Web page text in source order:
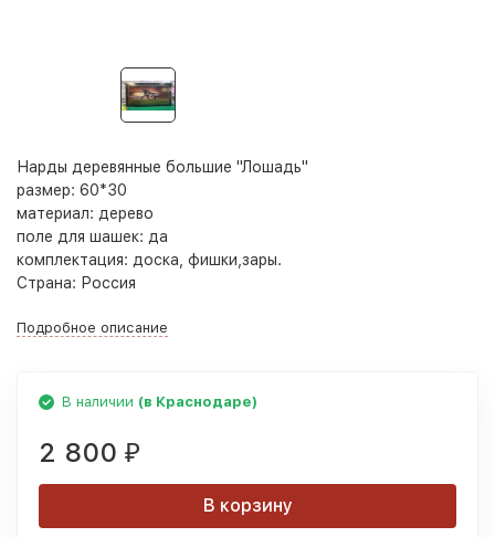
Нарды деревянные большие "Лошадь"
размер: 60*30
материал: дерево
поле для шашек: да
комплектация: доска, фишки,зары.
Страна: Россия
Подробное описание
В наличии (в Краснодаре)
2 800 ₽
В корзину